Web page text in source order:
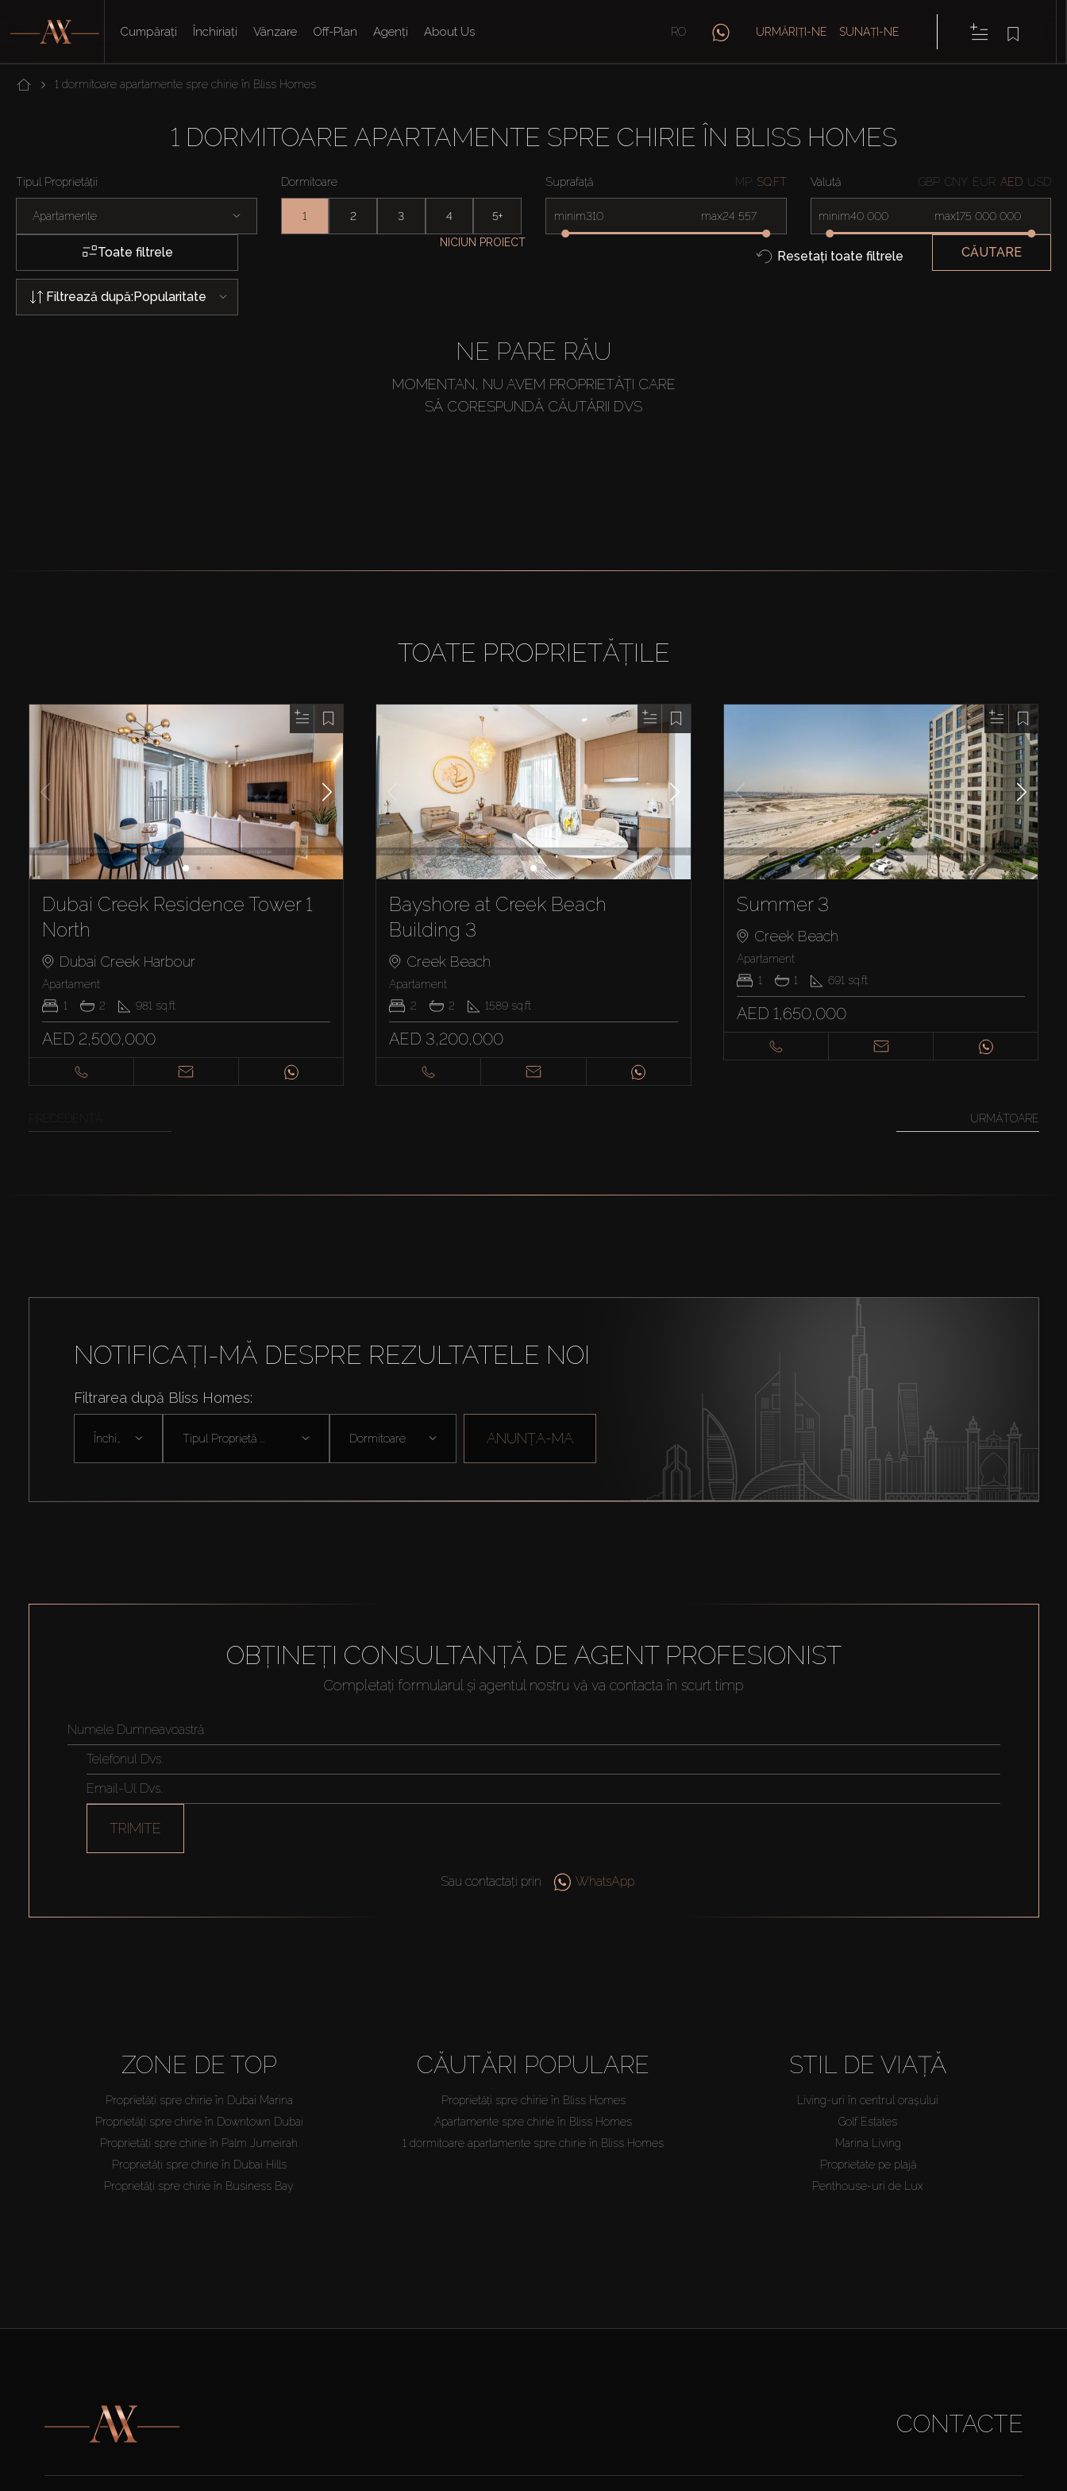
Cumpărați Închiriați Vânzare Off-Plan Agenți About Us RO URMĂRIȚI-NE SUNAȚI-NE
1 dormitoare apartamente spre chirie în Bliss Homes
1 DORMITOARE APARTAMENTE SPRE CHIRIE ÎN BLISS HOMES
Tipul Proprietății
Apartamente
Dormitoare
1 2 3 4 5+
Suprafață MP SQ.FT
minim max
Valută GBP CNY EUR AED USD
minim max
Toate filtrele
NICIUN PROIECT
Resetați toate filtrele CĂUTARE
Filtrează după:Popularitate
NE PARE RĂU
MOMENTAN, NU AVEM PROPRIETĂȚI CARE
SĂ CORESPUNDĂ CĂUTĂRII DVS
TOATE PROPRIETĂȚILE
Dubai Creek Residence Tower 1
North
Dubai Creek Harbour
Apartament
1
2 981 sq.ft
AED 2,500,000
Bayshore at Creek Beach
Building 3
Creek Beach
Apartament
2
2 1589 sq.ft
AED 3,200,000
Summer 3
Creek Beach
Apartament
1
1 691 sq.ft
AED 1,650,000
URMĂTOARE
NOTIFICAȚI-MĂ DESPRE REZULTATELE NOI
Filtrarea după Bliss Homes:
Tipul Proprietă ... Dormitoare ANUNȚA-MA
OBȚINEȚI CONSULTANȚĂ DE AGENT PROFESIONIST
Completați formularul și agentul nostru vă va contacta în scurt timp
TRIMITE
Sau contactați prin WhatsApp
ZONE DE TOP
Proprietăți spre chirie în Dubai Marina
Proprietăți spre chirie în Downtown Dubai
Proprietăți spre chirie în Palm Jumeirah
Proprietăți spre chirie în Dubai Hills
Proprietăți spre chirie în Business Bay
CĂUTĂRI POPULARE
Proprietăți spre chirie în Bliss Homes
Apartamente spre chirie în Bliss Homes
1 dormitoare apartamente spre chirie în Bliss Homes
STIL DE VIAȚĂ
Living-uri în centrul orașului
Golf Estates
Marina Living
Proprietate pe plajă
Penthouse-uri de Lux
CONTACTE